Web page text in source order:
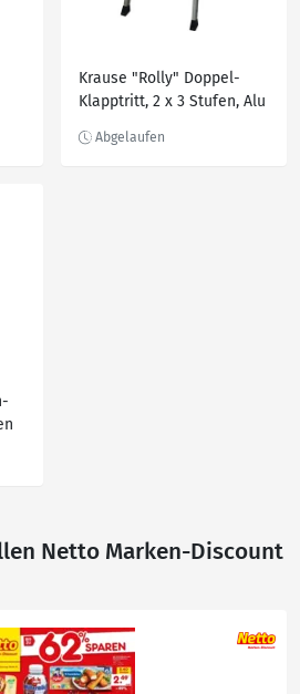
Krause "Rolly" Doppel-
Klapptritt, 2 x 3 Stufen, Alu
Netto Marken-Discount